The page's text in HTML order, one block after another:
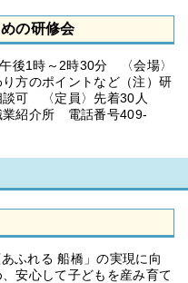
の研修会
後1時～2時30分 〈会場〉
方のポイントなど（注）研
談可 〈定員〉先着30人
業紹介所 電話番号409-
ふれる 船橋」の実現に向
安心して子どもを産み育て